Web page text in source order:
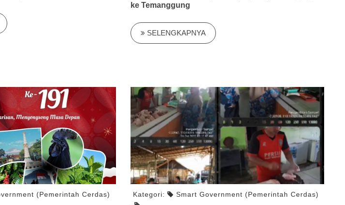
ke Temanggung
SELENGKAPNYA
(Pemerintah Cerdas)
Kategori:
Smart Government (Pemerintah Cerdas)